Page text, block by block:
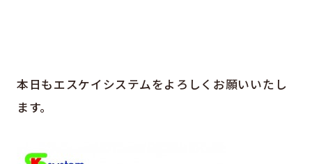
本日もエスケイシステムをよろしくお願いいたし
ます。